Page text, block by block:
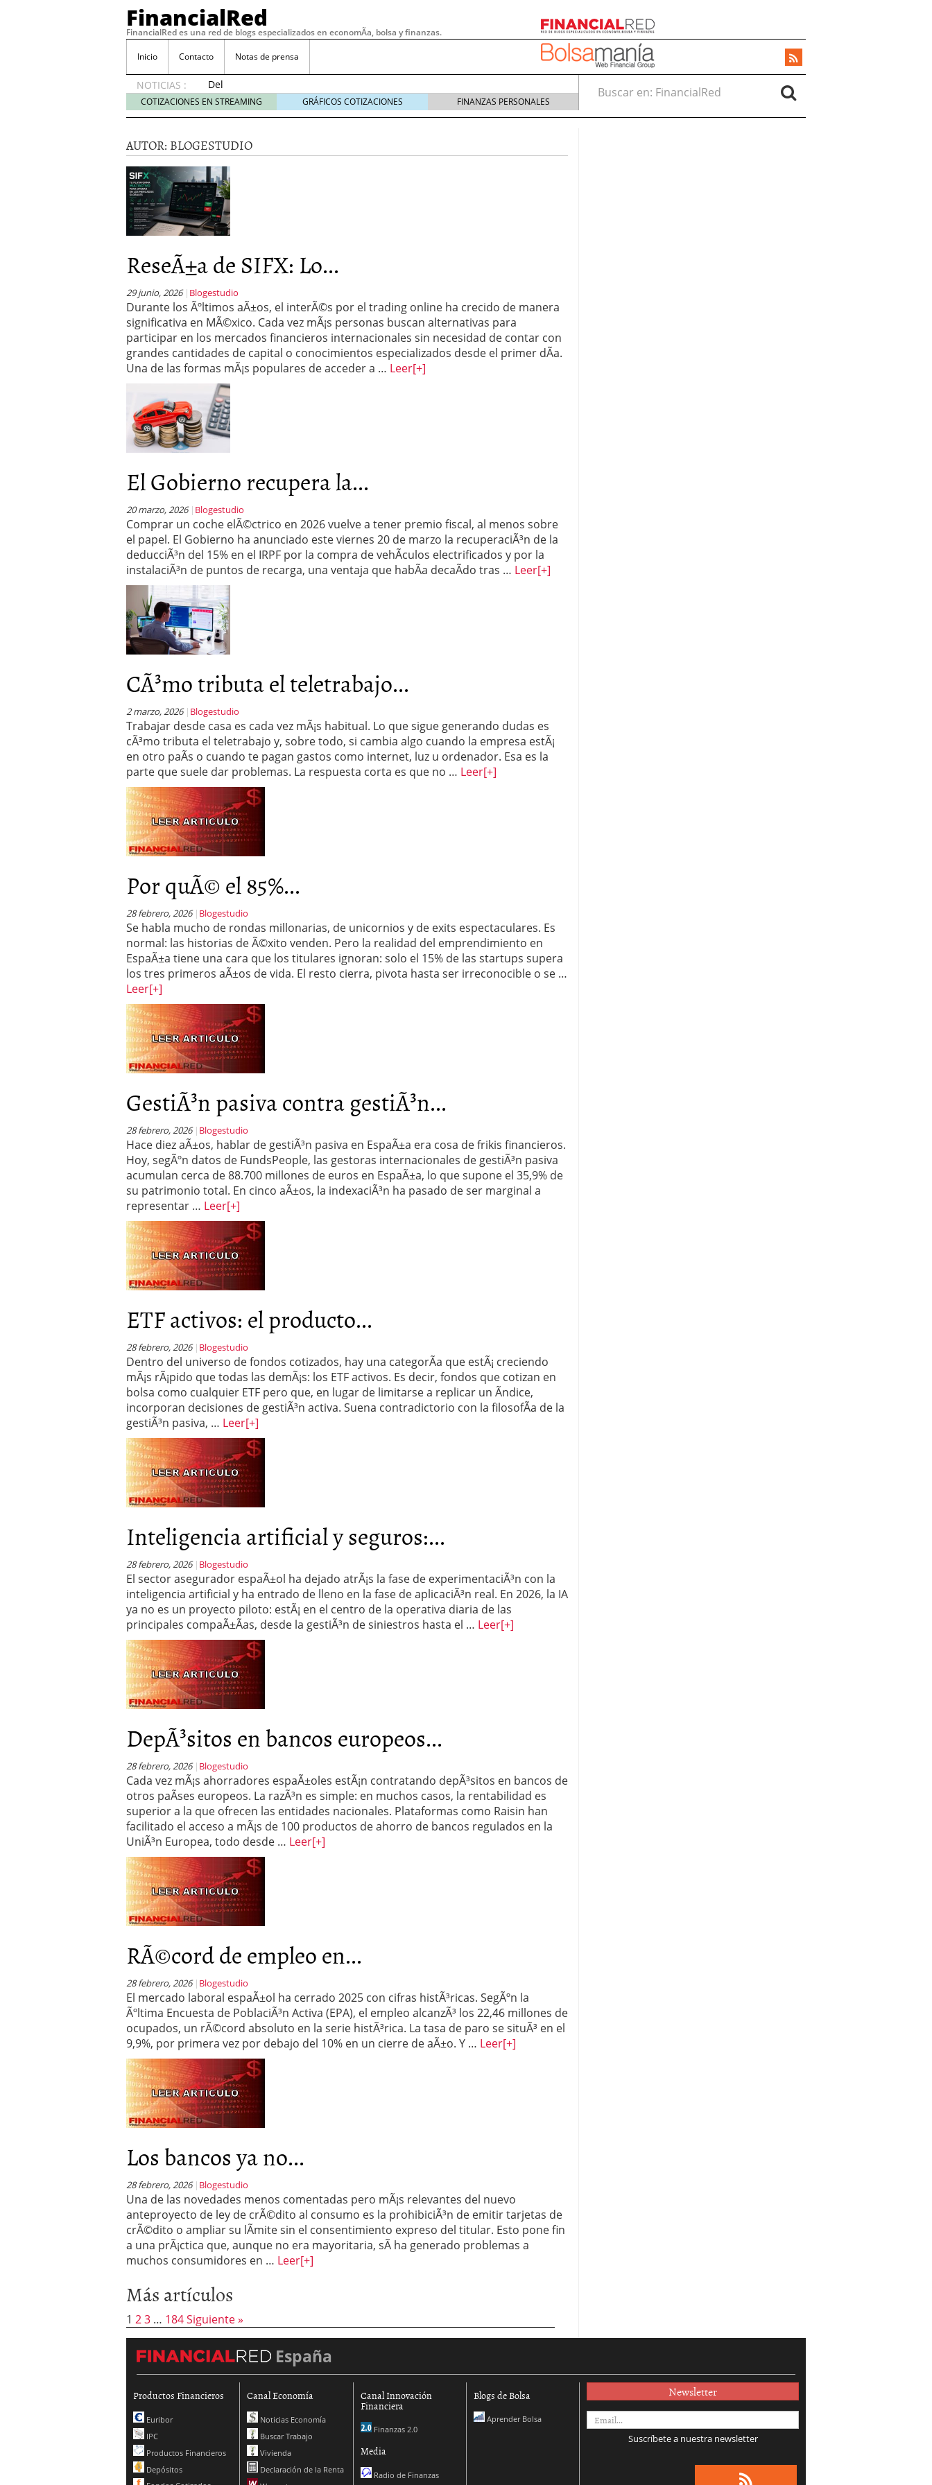
FinancialRed
FinancialRed es una red de blogs especializados en economÃ­a, bolsa y finanzas.
Inicio Contacto Notas de prensa
NOTICIAS :
Del
depósito
a la
cómo
está
cambiando
la
gestión
del
ahorro
en
05/08/2026
Seguros de convenio en pymes: la obligación que muchas empresas
descubren cuando ya es demasiado tarde
ReseÃ±a de SIFX: Lo Que Deben Saber los Traders Mexicanos Antes de
Operar 29/06/2026
Crear empresa online vs proceso tradicional: ventajas reales para pymes
29/05/2026
CÃ³mo afrontar una baja mÃ©dica cuando trabajas por cuenta propia
26/05/2026
COTIZACIONES EN STREAMING GRÁFICOS COTIZACIONES FINANZAS PERSONALES
Buscar en:
AUTOR: BLOGESTUDIO
ReseÃ±a de SIFX: Lo...
29 junio, 2026 Blogestudio
Durante los Ãºltimos aÃ±os, el interÃ©s por el trading online ha crecido de manera
significativa en MÃ©xico. Cada vez mÃ¡s personas buscan alternativas para
participar en los mercados financieros internacionales sin necesidad de contar con
grandes cantidades de capital o conocimientos especializados desde el primer dÃ­a.
Una de las formas mÃ¡s populares de acceder a … Leer[+]
El Gobierno recupera la...
20 marzo, 2026 Blogestudio
Comprar un coche elÃ©ctrico en 2026 vuelve a tener premio fiscal, al menos sobre
el papel. El Gobierno ha anunciado este viernes 20 de marzo la recuperaciÃ³n de la
deducciÃ³n del 15% en el IRPF por la compra de vehÃ­culos electrificados y por la
instalaciÃ³n de puntos de recarga, una ventaja que habÃ­a decaÃ­do tras … Leer[+]
CÃ³mo tributa el teletrabajo...
2 marzo, 2026 Blogestudio
Trabajar desde casa es cada vez mÃ¡s habitual. Lo que sigue generando dudas es
cÃ³mo tributa el teletrabajo y, sobre todo, si cambia algo cuando la empresa estÃ¡
en otro paÃ­s o cuando te pagan gastos como internet, luz u ordenador. Esa es la
parte que suele dar problemas. La respuesta corta es que no … Leer[+]
Por quÃ© el 85%...
28 febrero, 2026 Blogestudio
Se habla mucho de rondas millonarias, de unicornios y de exits espectaculares. Es
normal: las historias de Ã©xito venden. Pero la realidad del emprendimiento en
EspaÃ±a tiene una cara que los titulares ignoran: solo el 15% de las startups supera
los tres primeros aÃ±os de vida. El resto cierra, pivota hasta ser irreconocible o se …
Leer[+]
GestiÃ³n pasiva contra gestiÃ³n...
28 febrero, 2026 Blogestudio
Hace diez aÃ±os, hablar de gestiÃ³n pasiva en EspaÃ±a era cosa de frikis financieros.
Hoy, segÃºn datos de FundsPeople, las gestoras internacionales de gestiÃ³n pasiva
acumulan cerca de 88.700 millones de euros en EspaÃ±a, lo que supone el 35,9% de
su patrimonio total. En cinco aÃ±os, la indexaciÃ³n ha pasado de ser marginal a
representar … Leer[+]
ETF activos: el producto...
28 febrero, 2026 Blogestudio
Dentro del universo de fondos cotizados, hay una categorÃ­a que estÃ¡ creciendo
mÃ¡s rÃ¡pido que todas las demÃ¡s: los ETF activos. Es decir, fondos que cotizan en
bolsa como cualquier ETF pero que, en lugar de limitarse a replicar un Ã­ndice,
incorporan decisiones de gestiÃ³n activa. Suena contradictorio con la filosofÃ­a de la
gestiÃ³n pasiva, … Leer[+]
Inteligencia artificial y seguros:...
28 febrero, 2026 Blogestudio
El sector asegurador espaÃ±ol ha dejado atrÃ¡s la fase de experimentaciÃ³n con la
inteligencia artificial y ha entrado de lleno en la fase de aplicaciÃ³n real. En 2026, la IA
ya no es un proyecto piloto: estÃ¡ en el centro de la operativa diaria de las
principales compaÃ±Ã­as, desde la gestiÃ³n de siniestros hasta el … Leer[+]
DepÃ³sitos en bancos europeos...
28 febrero, 2026 Blogestudio
Cada vez mÃ¡s ahorradores espaÃ±oles estÃ¡n contratando depÃ³sitos en bancos de
otros paÃ­ses europeos. La razÃ³n es simple: en muchos casos, la rentabilidad es
superior a la que ofrecen las entidades nacionales. Plataformas como Raisin han
facilitado el acceso a mÃ¡s de 100 productos de ahorro de bancos regulados en la
UniÃ³n Europea, todo desde … Leer[+]
RÃ©cord de empleo en...
28 febrero, 2026 Blogestudio
El mercado laboral espaÃ±ol ha cerrado 2025 con cifras histÃ³ricas. SegÃºn la
Ãºltima Encuesta de PoblaciÃ³n Activa (EPA), el empleo alcanzÃ³ los 22,46 millones de
ocupados, un rÃ©cord absoluto en la serie histÃ³rica. La tasa de paro se situÃ³ en el
9,9%, por primera vez por debajo del 10% en un cierre de aÃ±o. Y … Leer[+]
Los bancos ya no...
28 febrero, 2026 Blogestudio
Una de las novedades menos comentadas pero mÃ¡s relevantes del nuevo
anteproyecto de ley de crÃ©dito al consumo es la prohibiciÃ³n de emitir tarjetas de
crÃ©dito o ampliar su lÃ­mite sin el consentimiento expreso del titular. Esto pone fin
a una prÃ¡ctica que, aunque no era mayoritaria, sÃ­ ha generado problemas a
muchos consumidores en … Leer[+]
Más artículos
1 23 … 184Siguiente »
España
Productos Financieros
Euribor
IPC
Productos Financieros
Depósitos
Canal Economía
Noticias Economía
Buscar Trabajo
Vivienda
Declaración de la Renta
Canal Innovación
Financiera
Finanzas 2.0
Media
Radio de Finanzas
Blogs de Bolsa
Aprender Bolsa
Newsletter
Suscríbete a nuestra newsletter